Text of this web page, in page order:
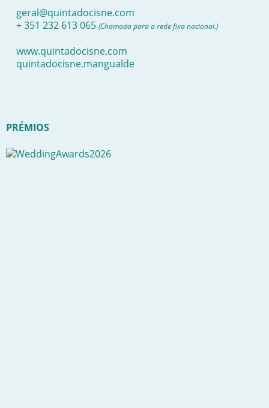
geral@quintadocisne.com
+ 351 232 613 065 (Chamada para a rede fixa nacional.)
www.quintadocisne.com
quintadocisne.mangualde
PRÉMIOS